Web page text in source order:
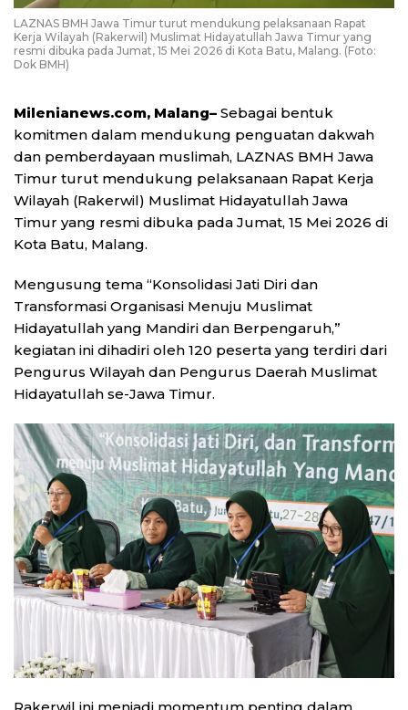
LAZNAS BMH Jawa Timur turut mendukung pelaksanaan Rapat
Kerja Wilayah (Rakerwil) Muslimat Hidayatullah Jawa Timur yang
resmi dibuka pada Jumat, 15 Mei 2026 di Kota Batu, Malang. (Foto:
Dok BMH)
Milenianews.com, Malang– Sebagai bentuk
komitmen dalam mendukung penguatan dakwah
dan pemberdayaan muslimah, LAZNAS BMH Jawa
Timur turut mendukung pelaksanaan Rapat Kerja
Wilayah (Rakerwil) Muslimat Hidayatullah Jawa
Timur yang resmi dibuka pada Jumat, 15 Mei 2026 di
Kota Batu, Malang.
Mengusung tema “Konsolidasi Jati Diri dan
Transformasi Organisasi Menuju Muslimat
Hidayatullah yang Mandiri dan Berpengaruh,”
kegiatan ini dihadiri oleh 120 peserta yang terdiri dari
Pengurus Wilayah dan Pengurus Daerah Muslimat
Hidayatullah se-Jawa Timur.